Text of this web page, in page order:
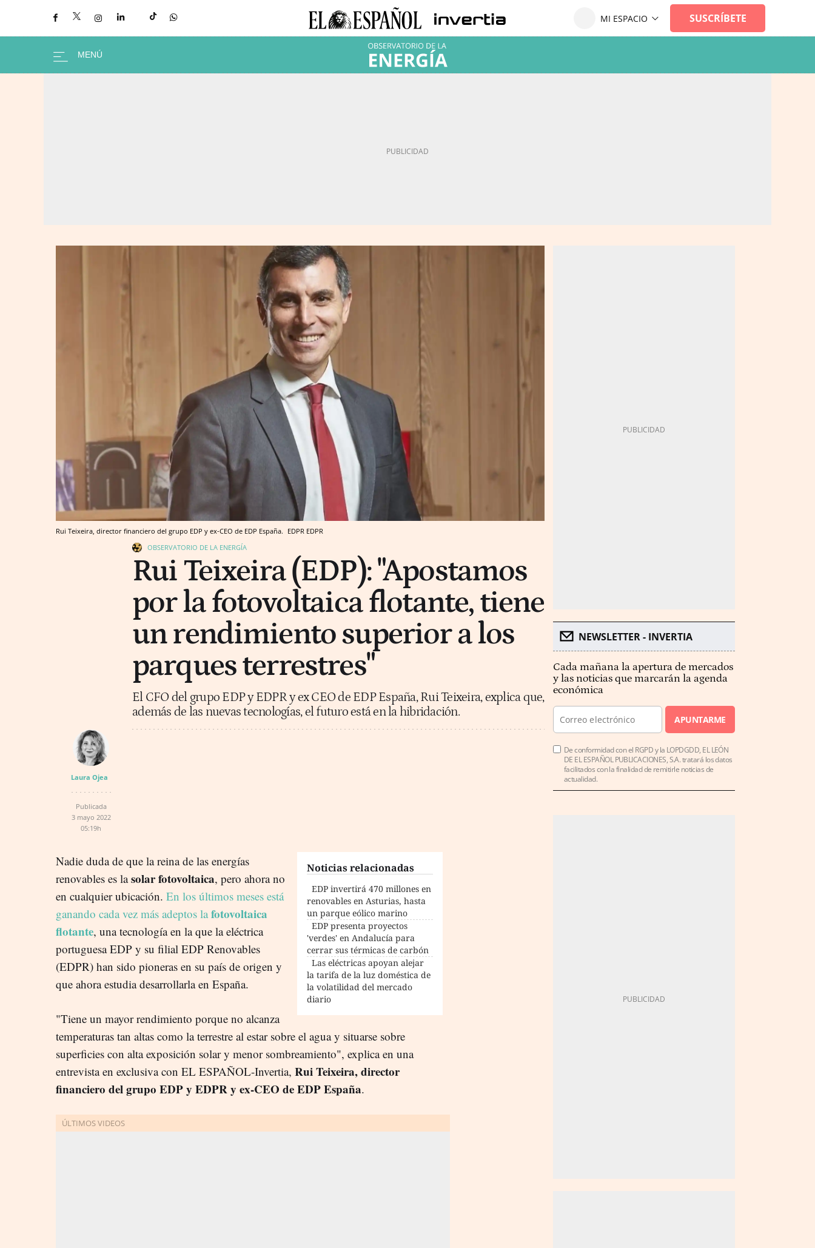
Rui Teixeira, director financiero del grupo EDP y ex-CEO de EDP España. EDPR EDPR
OBSERVATORIO DE LA ENERGÍA
Rui Teixeira (EDP): "Apostamos
por la fotovoltaica flotante, tiene
un rendimiento superior a los
parques terrestres"
El CFO del grupo EDP y EDPR y ex CEO de EDP España, Rui Teixeira, explica que,
además de las nuevas tecnologías, el futuro está en la hibridación.
Laura Ojea
Publicada
3 mayo 2022
05:19h
Noticias relacionadas
EDP invertirá 470 millones en
renovables en Asturias, hasta
un parque eólico marino
EDP presenta proyectos
'verdes' en Andalucía para
cerrar sus térmicas de carbón
Las eléctricas apoyan alejar
la tarifa de la luz doméstica de
la volatilidad del mercado
diario
Nadie duda de que la reina de las energías
renovables es lasolar fotovoltaica, pero ahora no
en cualquier ubicación. En los últimos meses está
ganando cada vez más adeptos lafotovoltaica
flotante, una tecnología en la que la eléctrica
portuguesa EDP y su filial EDP Renovables
(EDPR) han sido pioneras en su país de origen y
que ahora estudia desarrollarla en España.
"Tiene un mayor rendimiento porque no alcanza
temperaturas tan altas como la terrestre al estar sobre el agua y situarse sobre
superficies con alta exposición solar y menor sombreamiento", explica en una
entrevista en exclusiva con EL ESPAÑOL-Invertia, Rui Teixeira, director
financiero del grupo EDP y EDPR y ex-CEO de EDP España.
NEWSLETTER - INVERTIA
Cada mañana la apertura de mercados
y las noticias que marcarán la agenda
económica
APUNTARME
De conformidad con el RGPD y la LOPDGDD, EL LEÓN
DE EL ESPAÑOL PUBLICACIONES, S.A. tratará los datos
facilitados con la finalidad de remitirle noticias de
actualidad.